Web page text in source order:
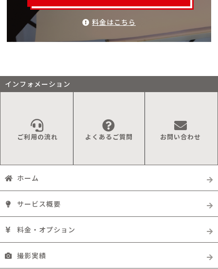
料金はこちら
インフォメーション
ご利用の流れ よくあるご質問 お問い合わせ
ホーム
サービス概要
料金・オプション
撮影実績